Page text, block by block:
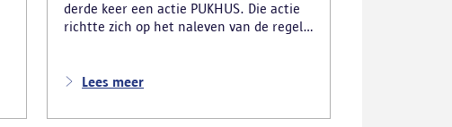
derde keer een actie PUKHUS. Die actie
richtte zich op het naleven van de regels
meteen enkele zware inbreuken bloot.
stelden onder meer vast dat 24
Lees meer